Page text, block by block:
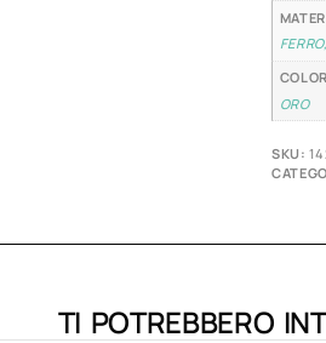
ORO
SKU:
TI POTREBBERO